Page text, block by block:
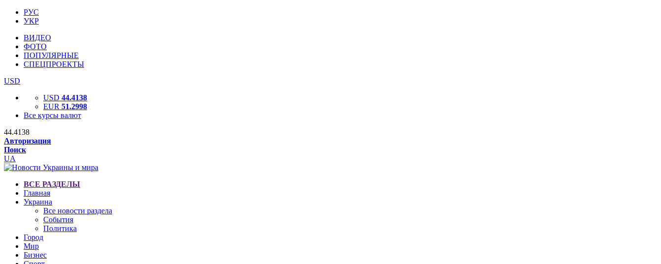
РУС
УКР
ВИДЕО
ФОТО
ПОПУЛЯРНЫЕ
СПЕЦПРОЕКТЫ
USD
USD 44.4138
EUR 51.2998
Все курсы валют
44.4138
Авторизация
Поиск
UA
ВСЕ РАЗДЕЛЫ
Главная
Украина
Все новости раздела
События
Политика
Город
Мир
Бизнес